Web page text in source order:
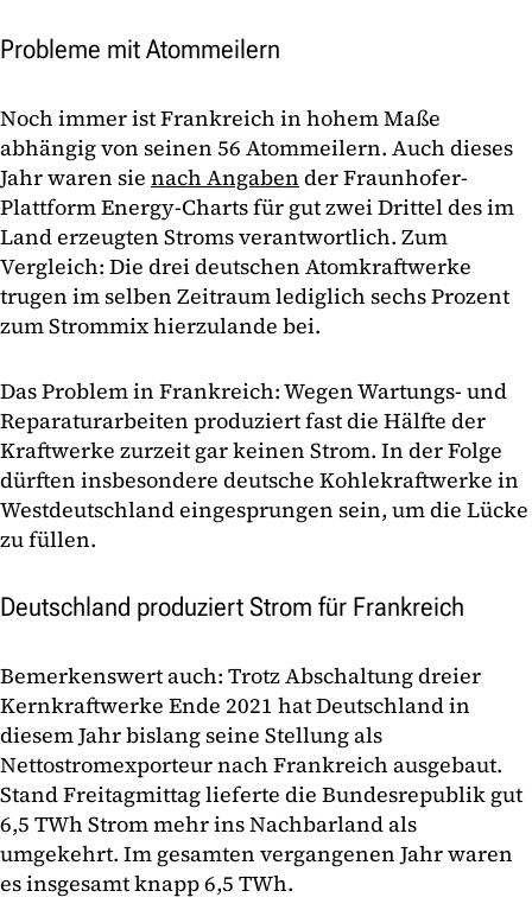
Probleme mit Atommeilern
Noch immer ist Frankreich in hohem Maße
abhängig von seinen 56 Atommeilern. Auch dieses
Jahr waren sie nach Angaben der Fraunhofer-
Plattform Energy-Charts für gut zwei Drittel des im
Land erzeugten Stroms verantwortlich. Zum
Vergleich: Die drei deutschen Atomkraftwerke
trugen im selben Zeitraum lediglich sechs Prozent
zum Strommix hierzulande bei.
Das Problem in Frankreich: Wegen Wartungs- und
Reparaturarbeiten produziert fast die Hälfte der
Kraftwerke zurzeit gar keinen Strom. In der Folge
dürften insbesondere deutsche Kohlekraftwerke in
Westdeutschland eingesprungen sein, um die Lücke
zu füllen.
Deutschland produziert Strom für Frankreich
Bemerkenswert auch: Trotz Abschaltung dreier
Kernkraftwerke Ende 2021 hat Deutschland in
diesem Jahr bislang seine Stellung als
Nettostromexporteur nach Frankreich ausgebaut.
Stand Freitagmittag lieferte die Bundesrepublik gut
6,5 TWh Strom mehr ins Nachbarland als
umgekehrt. Im gesamten vergangenen Jahr waren
es insgesamt knapp 6,5 TWh.